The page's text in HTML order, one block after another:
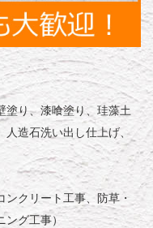
塗り、漆喰塗り、珪藻土
人造石洗い出し仕上げ、
クリート工事、防草・
ング工事）